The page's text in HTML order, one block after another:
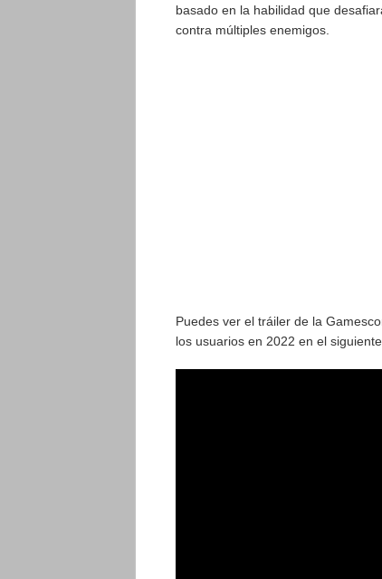
basado en la habilidad que
contra múltiples enemigos.
Puedes ver el tráiler de la
los usuarios en 2022 en el